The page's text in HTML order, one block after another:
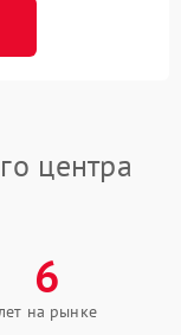
центра
6
лет на рынке